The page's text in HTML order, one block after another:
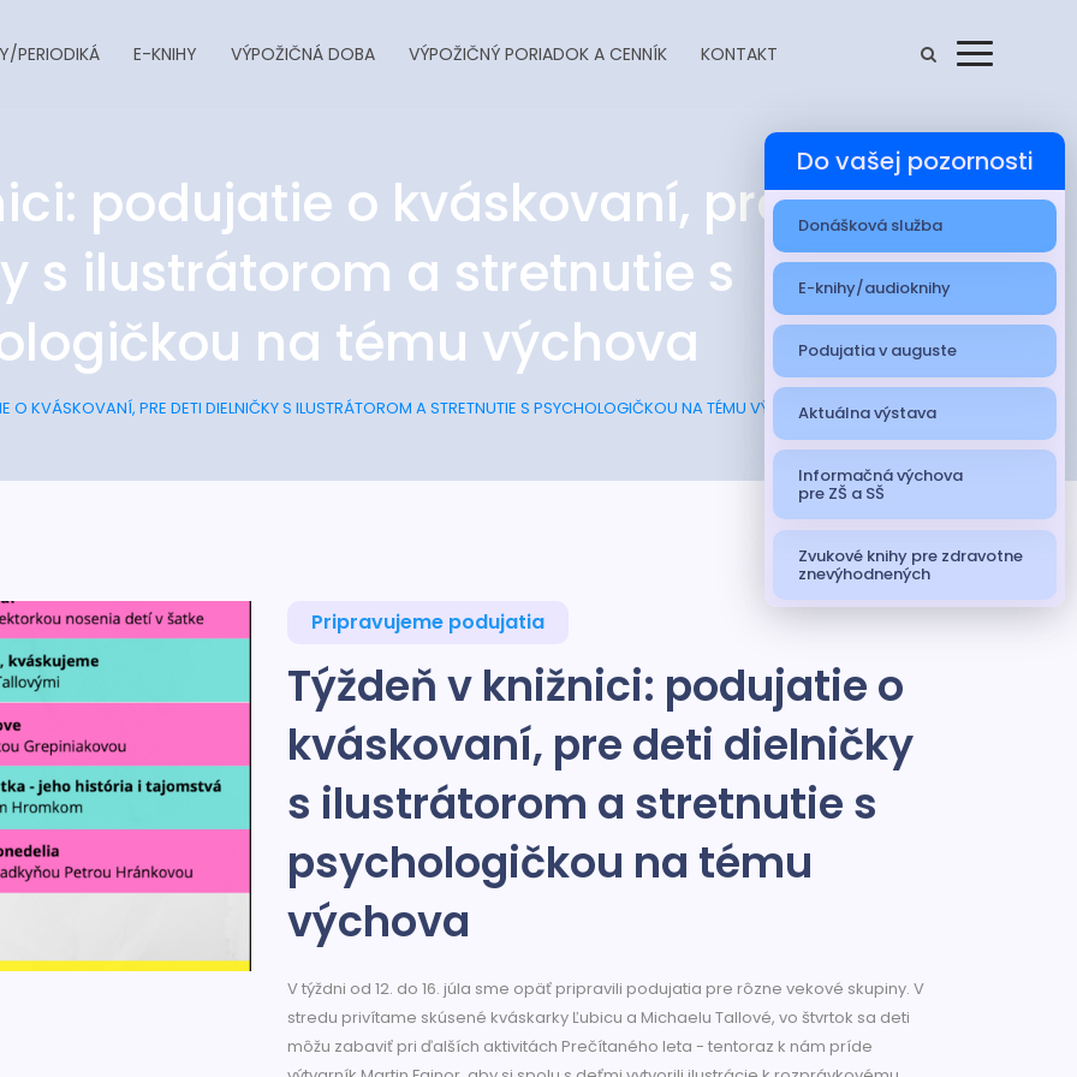
PERIODIKÁ E-KNIHY VÝPOŽIČNÁ DOBA VÝPOŽIČNÝ PORIADOK A CENNÍK KONTAKT
podujatie o kváskovaní, pre deti
s ilustrátorom a stretnutie s
na tému výchova
O KVÁSKOVANÍ, PRE DETI DIELNIČKY S ILUSTRÁTOROM A STRETNUTIE S PSYCHOLOGIČKOU NA TÉMU VÝCHOVA
Pripravujeme podujatia
Týždeň v knižnici: podujatie o
kváskovaní, pre deti dielničky
s ilustrátorom a stretnutie s
psychologičkou na tému
výchova
V týždni od 12. do 16. júla sme opäť pripravili podujatia pre rôzne vekové skupiny. V
stredu privítame skúsené kváskarky Ľubicu a Michaelu Tallové, vo štvrtok sa deti
môžu zabaviť pri ďalších aktivitách Prečítaného leta - tentoraz k nám príde
Do vašej pozornosti
Donášková služba
E-knihy/audioknihy
Podujatia v auguste
Aktuálna výstava
Informačná výchova
pre ZŠ a SŠ
Zvukové knihy pre zdravotne
znevýhodnených